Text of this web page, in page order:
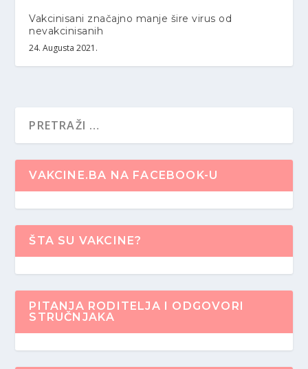
Vakcinisani značajno manje šire virus od
nevakcinisanih
24. Augusta 2021.
VAKCINE.BA NA FACEBOOK-U
ŠTA SU VAKCINE?
PITANJA RODITELJA I ODGOVORI
STRUČNJAKA